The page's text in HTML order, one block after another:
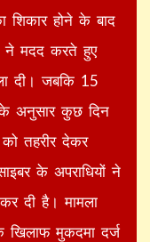
होने के बाद
ने मदद करते हुए
दी। जबकि 15
के अनुसार कुछ दिन
तहरीर देकर
के अपराधियों ने
दी है। मामला
मुकदमा दर्ज